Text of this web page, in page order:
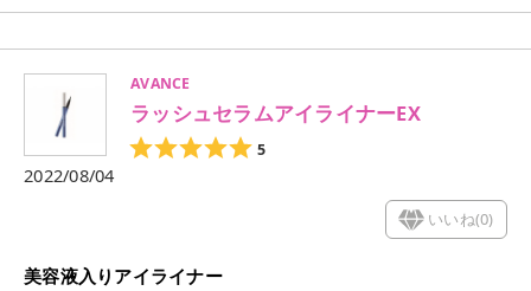
AVANCE
ラッシュセラムアイライナーEX
5
2022/08/04
いいね(0)
美容液入りアイライナー